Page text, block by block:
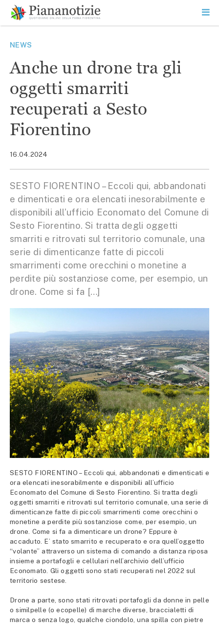
contenuto
SEARCH
NEWS
Anche un drone tra gli
oggetti smarriti
recuperati a Sesto
Fiorentino
16.04.2024
SESTO FIORENTINO – Eccoli qui, abbandonati
e dimenticati e ora elencati inesorabilmente e
disponibili all’ufficio Economato del Comune di
Sesto Fiorentino. Si tratta degli oggetti
smarriti e ritrovati sul territorio comunale, una
serie di dimenticanze fatte di piccoli
smarrimenti come orecchini o monetine a
perdite più sostanziose come, per esempio, un
drone. Come si fa […]
SESTO FIORENTINO – Eccoli qui, abbandonati e dimenticati e
ora elencati inesorabilmente e disponibili all’ufficio
Economato del Comune di Sesto Fiorentino. Si tratta degli
oggetti smarriti e ritrovati sul territorio comunale, una serie di
dimenticanze fatte di piccoli smarrimenti come orecchini o
monetine a perdite più sostanziose come, per esempio, un
drone. Come si fa a dimenticare un drone? Eppure è
accaduto. E’ stato smarrito e recuperato e ora quell’oggetto
“volante” attraverso un sistema di comando a distanza riposa
insieme a portafogli e cellulari nell’archivio dell’ufficio
Economato. Gli oggetti sono stati recuperati nel 2022 sul
territorio sestese.
Drone a parte, sono stati ritrovati portafogli da donne in pelle
o similpelle (o ecopelle) di marche diverse, braccialetti di
marca o senza logo, qualche ciondolo, una spilla con pietre